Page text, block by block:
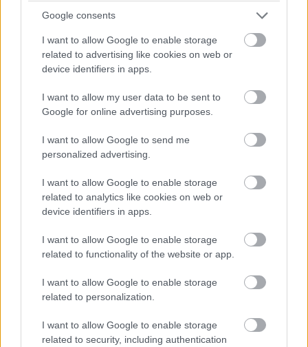
Google consents
I want to allow Google to enable storage
related to advertising like cookies on web or
device identifiers in apps.
I want to allow my user data to be sent to
Google for online advertising purposes.
I want to allow Google to send me
personalized advertising.
I want to allow Google to enable storage
related to analytics like cookies on web or
device identifiers in apps.
I want to allow Google to enable storage
related to functionality of the website or app.
I want to allow Google to enable storage
related to personalization.
I want to allow Google to enable storage
related to security, including authentication
csütörtöki F1-es hírek
Hallgasd meg a Formula Podcast
legfrissebb adását!